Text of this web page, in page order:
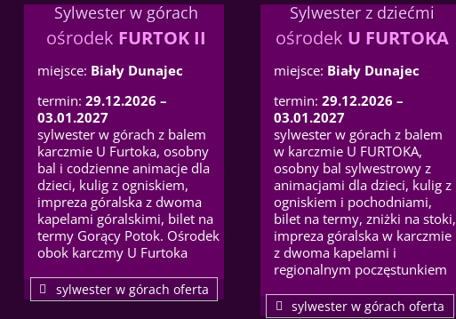
Sylwester w górach
ośrodek FURTOK II
miejsce: Biały Dunajec
termin: 29.12.2026 –
03.01.2027
sylwester w górach z balem
karczmie U Furtoka, osobny
bal i codzienne animacje dla
dzieci, kulig z ogniskiem,
impreza góralska z dwoma
kapelami góralskimi, bilet na
termy Gorący Potok. Ośrodek
obok karczmy U Furtoka
sylwester w górach oferta
Sylwester z dziećmi
ośrodek U FURTOKA
miejsce: Biały Dunajec
termin: 29.12.2026 –
03.01.2027
sylwester w górach z balem
w karczmie U FURTOKA,
osobny bal sylwestrowy z
animacjami dla dzieci, kulig z
ogniskiem i pochodniami,
bilet na termy, zniżki na stoki,
impreza góralska w karczmie
z dwoma kapelami i
regionalnym poczęstunkiem
sylwester w górach oferta